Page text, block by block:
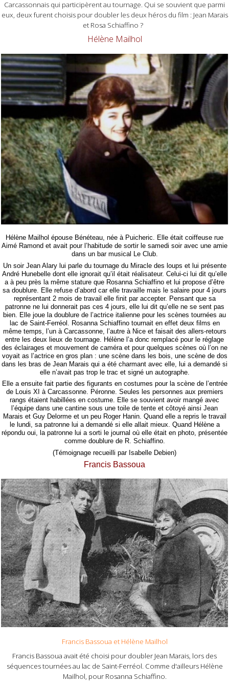
Carcassonnais qui participèrent au tournage. Qui se souvient que parmi
eux, deux furent choisis pour doubler les deux héros du film : Jean Marais
et Rosa Schiaffino ?
Hélène Mailhol
Hélène Mailhol épouse Bénéteau, née à Puicheric. Elle était coiffeuse rue
Aimé Ramond et avait pour l’habitude de sortir le samedi soir avec une amie
dans un bar musical Le Club.
Un soir Jean Alary lui parle du tournage du Miracle des loups et lui présente
André Hunebelle dont elle ignorait qu’il était réalisateur. Celui-ci lui dit qu’elle
a à peu près la même stature que Rosanna Schiaffino et lui propose d’être
sa doublure. Elle refuse d’abord car elle travaille mais le salaire pour 4 jours
représentant 2 mois de travail elle finit par accepter. Pensant que sa
patronne ne lui donnerait pas ces 4 jours, elle lui dit qu’elle ne se sent pas
bien. Elle joue la doublure de l’actrice italienne pour les scènes tournées au
lac de Saint-Ferréol. Rosanna Schiaffino tournait en effet deux films en
même temps, l’un à Carcassonne, l’autre à Nice et faisait des allers-retours
entre les deux lieux de tournage. Hélène l’a donc remplacé pour le réglage
des éclairages et mouvement de caméra et pour quelques scènes où l’on ne
voyait as l’actrice en gros plan : une scène dans les bois, une scène de dos
dans les bras de Jean Marais qui a été charmant avec elle, lui a demandé si
elle n’avait pas trop le trac et signé un autographe.
Elle a ensuite fait partie des figurants en costumes pour la scène de l’entrée
de Louis XI à Carcassonne. Péronne. Seules les personnes aux premiers
rangs étaient habillées en costume. Elle se souvient avoir mangé avec
l’équipe dans une cantine sous une toile de tente et côtoyé ainsi Jean
Marais et Guy Delorme et un peu Roger Hanin. Quand elle a repris le travail
le lundi, sa patronne lui a demandé si elle allait mieux. Quand Hélène a
répondu oui, la patronne lui a sorti le journal où elle était en photo, présentée
comme doublure de R. Schiaffino.
(Témoignage recueilli par Isabelle Debien)
Francis Bassoua
Francis Bassoua et Hélène Mailhol
Francis Bassoua avait été choisi pour doubler Jean Marais, lors des
séquences tournées au lac de Saint-Ferréol. Comme d'ailleurs Hélène
Mailhol, pour Rosanna Schiaffino.